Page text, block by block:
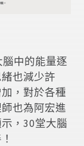
中的能量逐
也減少許
，對於各種
也為阿宏進
，30堂大腦